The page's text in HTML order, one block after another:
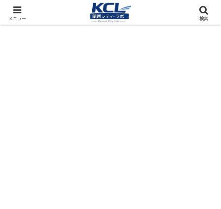
都市再開発をフィールド調査（累計アクセス数4000万PV）
メニュー 検索